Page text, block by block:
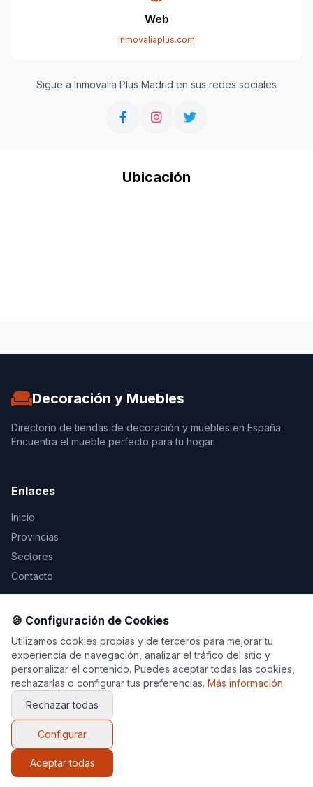
Web
inmovaliaplus.com
Sigue a Inmovalia Plus Madrid en sus redes sociales
Ubicación
Decoración y Muebles
Directorio de tiendas de decoración y muebles en España.
Encuentra el mueble perfecto para tu hogar.
Enlaces
Inicio
Provincias
Sectores
Contacto
Legal
Aviso Legal
Privacidad
Cookies
© 2026 Decoración y Muebles. Todos los derechos
🍪 Configuración de Cookies
Utilizamos cookies propias y de terceros para mejorar tu
experiencia de navegación, analizar el tráfico del sitio y
personalizar el contenido. Puedes aceptar todas las cookies,
rechazarlas o configurar tus preferencias. Más información
Rechazar todas
Configurar
Aceptar todas